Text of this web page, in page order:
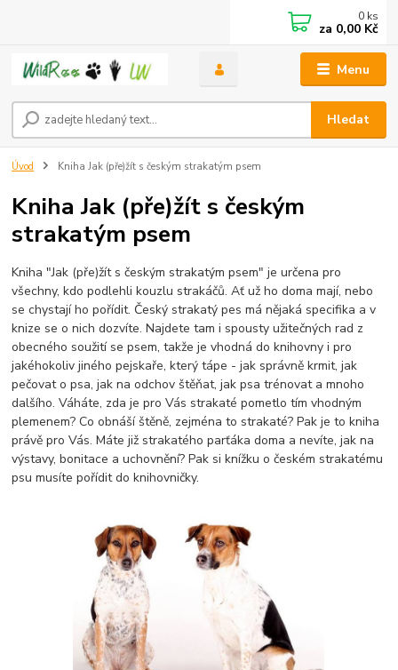
Menu
Hledat
0 ks
za 0,00 Kč
Úvod Kniha Jak (pře)žít s českým strakatým psem
Kniha Jak (pře)žít s českým
strakatým psem
Kniha "Jak (pře)žít s českým strakatým psem" je určena pro
všechny, kdo podlehli kouzlu strakáčů. Ať už ho doma mají, nebo
se chystají ho pořídit. Český strakatý pes má nějaká specifika a v
knize se o nich dozvíte. Najdete tam i spousty užitečných rad z
obecného soužití se psem, takže je vhodná do knihovny i pro
jakéhokoliv jiného pejskaře, který tápe - jak správně krmit, jak
pečovat o psa, jak na odchov štěňat, jak psa trénovat a mnoho
dalšího. Váháte, zda je pro Vás strakaté pometlo tím vhodným
plemenem? Co obnáší štěně, zejména to strakaté? Pak je to kniha
právě pro Vás. Máte již strakatého parťáka doma a nevíte, jak na
výstavy, bonitace a uchovnění? Pak si knížku o českém strakatému
psu musíte pořídit do knihovničky.